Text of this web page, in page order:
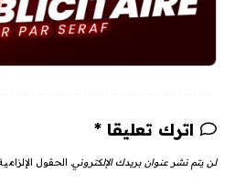
اترك تعليقا *
لن يتم نشر عنوان بريدك الإلكتروني. الحقول